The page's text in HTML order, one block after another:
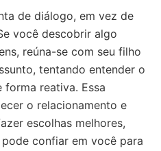
de diálogo, em vez de
você descobrir algo
reúna-se com seu filho
tentando entender o
reativa. Essa
o relacionamento e
escolhas melhores,
confiar em você para